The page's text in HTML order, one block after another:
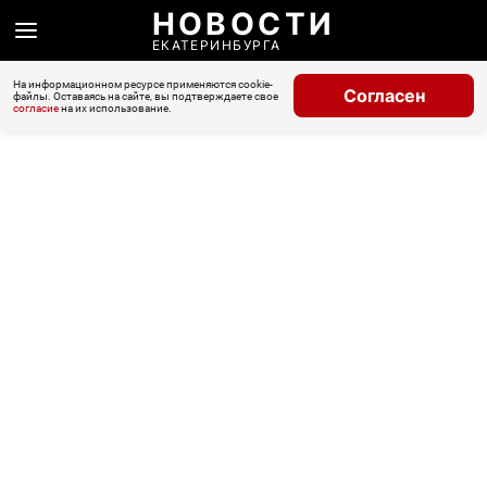
НОВОСТИ
ЕКАТЕРИНБУРГА
На информационном ресурсе применяются cookie-
файлы. Оставаясь на сайте, вы подтверждаете свое
согласиена их использование.
Согласен